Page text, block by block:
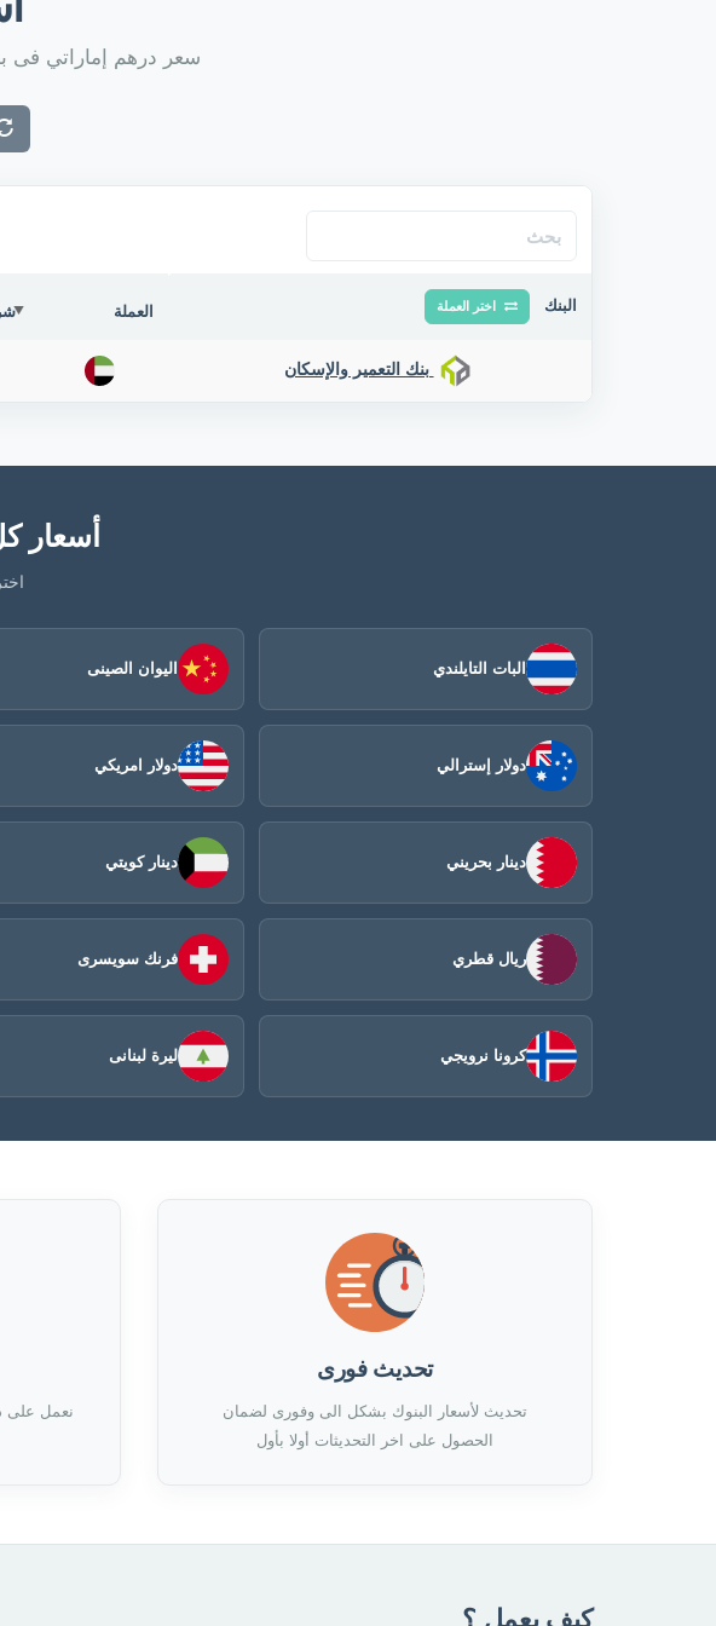
سعر درهم إماراتي فى بنك
البنك اختر العملة العملة
بنك التعمير والإسكان
أسعار
البات التايلندي اليوان الصينى​
دولار إسترالي دولار امريكي
دينار بحريني دينار كويتي
ريال قطري فرنك سويسرى
كرونا نرويجي ليرة لبنانى
تحديث فورى
تحديث لأسعار البنوك بشكل الى وفورى لضمان
الحصول على اخر التحديثات أولا بأول
نعمل على
كيف يعمل ؟